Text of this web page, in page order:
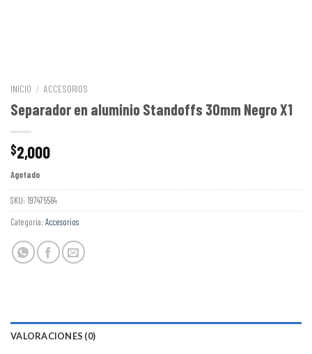
INICIO / ACCESORIOS
Separador en aluminio Standoffs 30mm Negro X1
$2,000
Agotado
SKU: 197475564
Categoría: Accesorios
VALORACIONES (0)